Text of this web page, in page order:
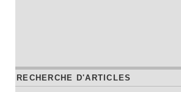
RECHERCHE D'ARTICLES